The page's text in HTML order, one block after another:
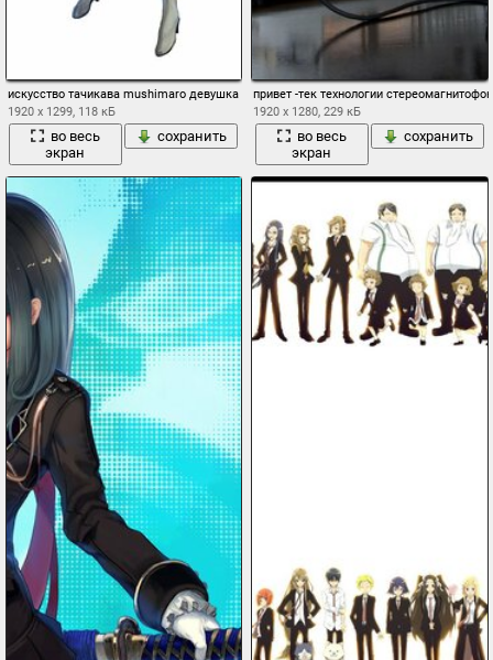
искусство тачикава mushimaro девушка akai катана голень оружие меч форма
1920 x 1299, 118 кБ
во весь
экран
сохранить
привет -тек технологии
1920 x 1280, 229 кБ
во весь
экран
сохранить